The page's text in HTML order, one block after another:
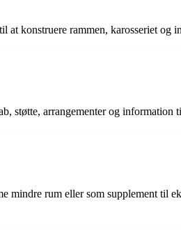
konstruere rammen, karosseriet og
arrangementer og information
rum eller som supplement til